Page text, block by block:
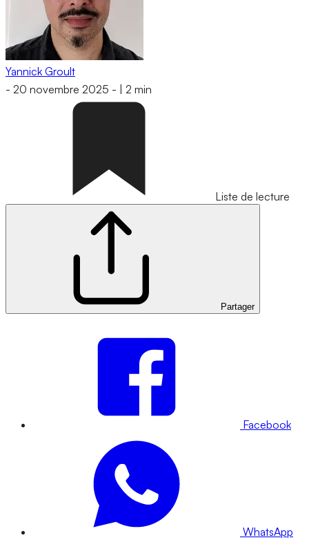
Yannick Groult
- 20 novembre 2025 - 2 min
Liste de lecture
Partager
Facebook
WhatsApp